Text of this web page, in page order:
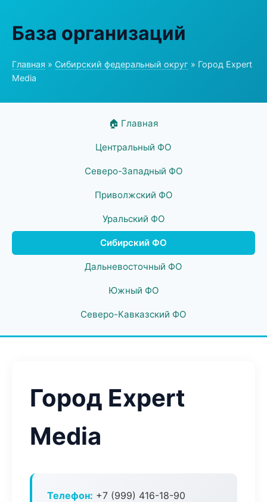
База организаций
Главная » Сибирский федеральный округ » Город Expert
Media
🏠 Главная
Центральный ФО
Северо-Западный ФО
Приволжский ФО
Уральский ФО
Сибирский ФО
Дальневосточный ФО
Южный ФО
Северо-Кавказский ФО
Город Expert
Media
Телефон: +7 (999) 416-18-90